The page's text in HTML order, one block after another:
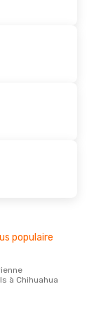
populaire
à Chihuahua